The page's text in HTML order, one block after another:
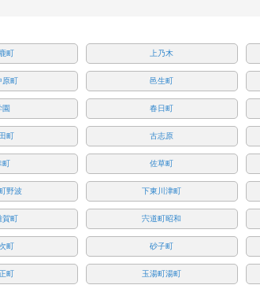
町 上乃木
町 邑生町
園 春日町
町 古志原
佐草町
野波 下東川津町
町 宍道町昭和
町 砂子町
町 玉湯町湯町